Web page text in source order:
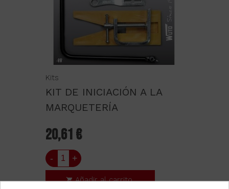
Kits
KIT DE INICIACIÓN A LA
MARQUETERÍA
20,61 €
- +
Añadir al carrito